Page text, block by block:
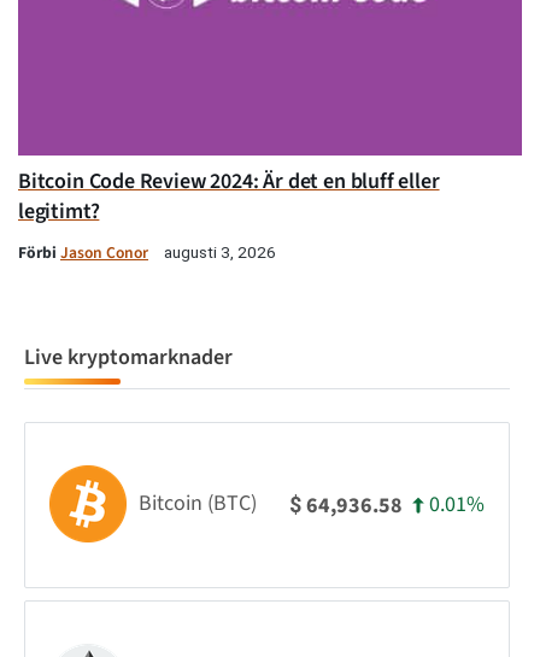
Bitcoin Code Review 2024: Är det en bluff eller
legitimt?
Förbi Jason Conor augusti 3, 2026
Live kryptomarknader
Bitcoin (BTC) $64,936.58 0.01%